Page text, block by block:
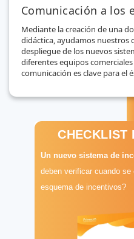
Comunicación a los
Mediante la creación de una
didáctica, ayudamos nuestros
despliegue de los nuevos
diferentes equipos
comunicación es clave para el
CHECKLIST
Un nuevo sistema de
deben verificar cuando
esquema de incentivos?